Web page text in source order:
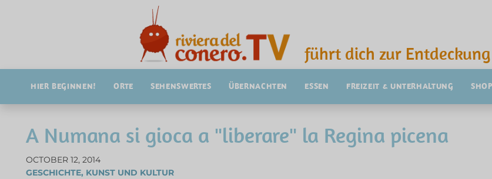
führt dich zur
HIER BEGINNEN! ORTE SEHENSWERTES ÜBERNACHTEN ESSEN FREIZEIT & UNTERHALTUNG
A Numana si gioca a "liberare" la Regina picena
OCTOBER 12, 2014
GESCHICHTE, KUNST UND KULTUR